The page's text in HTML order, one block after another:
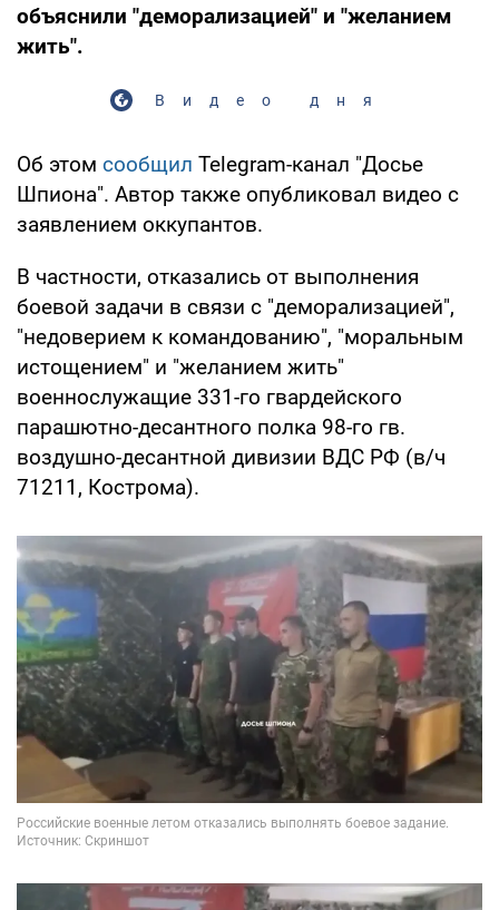
объяснили "деморализацией" и "желанием
жить".
Видео дня
Об этом сообщил Telegram-канал "Досье
Шпиона". Автор также опубликовал видео с
заявлением оккупантов.
В частности, отказались от выполнения
боевой задачи в связи с "деморализацией",
"недоверием к командованию", "моральным
истощением" и "желанием жить"
военнослужащие 331-го гвардейского
парашютно-десантного полка 98-го гв.
воздушно-десантной дивизии ВДС РФ (в/ч
71211, Кострома).